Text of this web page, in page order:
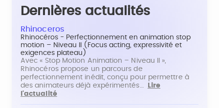
Dernières actualités
Rhinoceros
Rhinocéros - Perfectionnement en animation stop
motion – Niveau II (Focus acting, expressivité et
exigences plateau)
Avec « Stop Motion Animation – Niveau II »,
Rhinocéros propose un parcours de
perfectionnement inédit, conçu pour permettre à
des animateurs déjà expérimentés…
Lire
l'actualité